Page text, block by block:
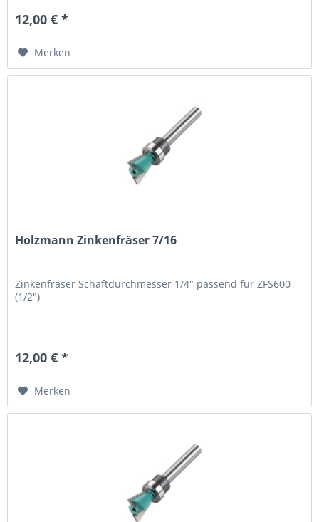
12,00 € *
Merken
Holzmann Zinkenfräser 7/16
Zinkenfräser Schaftdurchmesser 1/4" passend für ZFS600
(1/2")
12,00 € *
Merken